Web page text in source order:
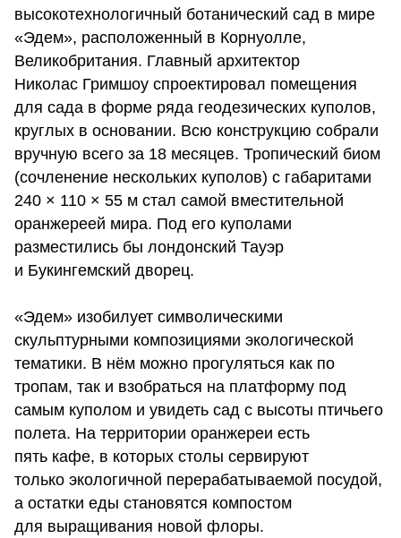
высокотехнологичный ботанический сад в мире
«Эдем», расположенный в Корнуолле,
Великобритания. Главный архитектор
Николас Гримшоу спроектировал помещения
для сада в форме ряда геодезических куполов,
круглых в основании. Всю конструкцию собрали
вручную всего за 18 месяцев. Тропический биом
(сочленение нескольких куполов) с габаритами
240 × 110 × 55 м стал самой вместительной
оранжереей мира. Под его куполами
разместились бы лондонский Тауэр
и Букингемский дворец.
«Эдем» изобилует символическими
скульптурными композициями экологической
тематики. В нём можно прогуляться как по
тропам, так и взобраться на платформу под
самым куполом и увидеть сад с высоты птичьего
полета. На территории оранжереи есть
пять кафе, в которых столы сервируют
только экологичной перерабатываемой посудой,
а остатки еды становятся компостом
для выращивания новой флоры.